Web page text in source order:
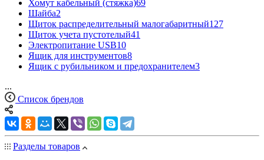
Хомут кабельный (стяжка)69
Шайба2
Щиток распределительный малогабаритный127
Щиток учета пустотелый41
Электропитание USB10
Ящик для инструментов8
Ящик с рубильником и предохранителем3
...
Список брендов
Разделы товаров